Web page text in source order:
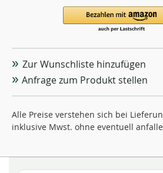
Zur Wunschliste hinzufügen
Anfrage zum Produkt stellen
Alle Preise verstehen sich bei
inklusive Mwst. ohne eventuell